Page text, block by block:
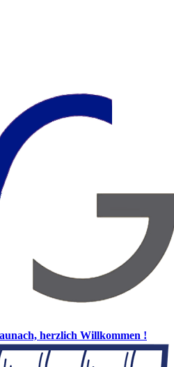
herzlich Willkommen !